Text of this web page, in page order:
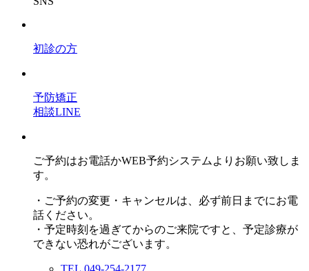
初診の方
予防矯正
相談LINE
ご予約はお電話かWEB予約システムよりお願い致しま
す。
・ご予約の変更・キャンセルは、必ず前日までにお電
話ください。
・予定時刻を過ぎてからのご来院ですと、予定診療が
できない恐れがございます。
TEL.049-254-2177